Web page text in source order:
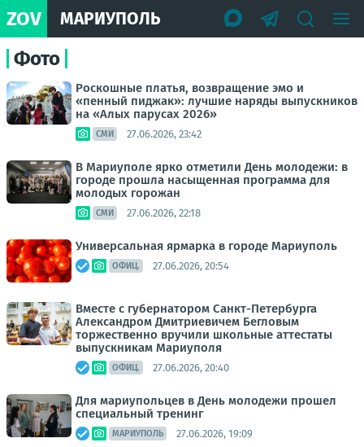
ZOV МАРИУПОЛЬ
Фото
Роскошные платья, возвращение эмо и
«пенный пиджак»: лучшие наряды выпускников
на «Алых парусах 2026»
СМИ 27.06.2026, 23:42
В Мариуполе ярко отметили День молодежи: в
городе прошла насыщенная программа для
молодых горожан
СМИ 27.06.2026, 22:18
Универсальная ярмарка в городе Мариуполь
ОФИЦ. 27.06.2026, 20:54
Вместе с губернатором Санкт-Петербурга
Александром Дмитриевичем Бегловым
торжественно вручили школьные аттестаты
выпускникам Мариуполя
ОФИЦ. 27.06.2026, 20:40
Для мариупольцев в День молодежи прошел
специальный тренинг
МАРИУПОЛЬ 27.06.2026, 19:09